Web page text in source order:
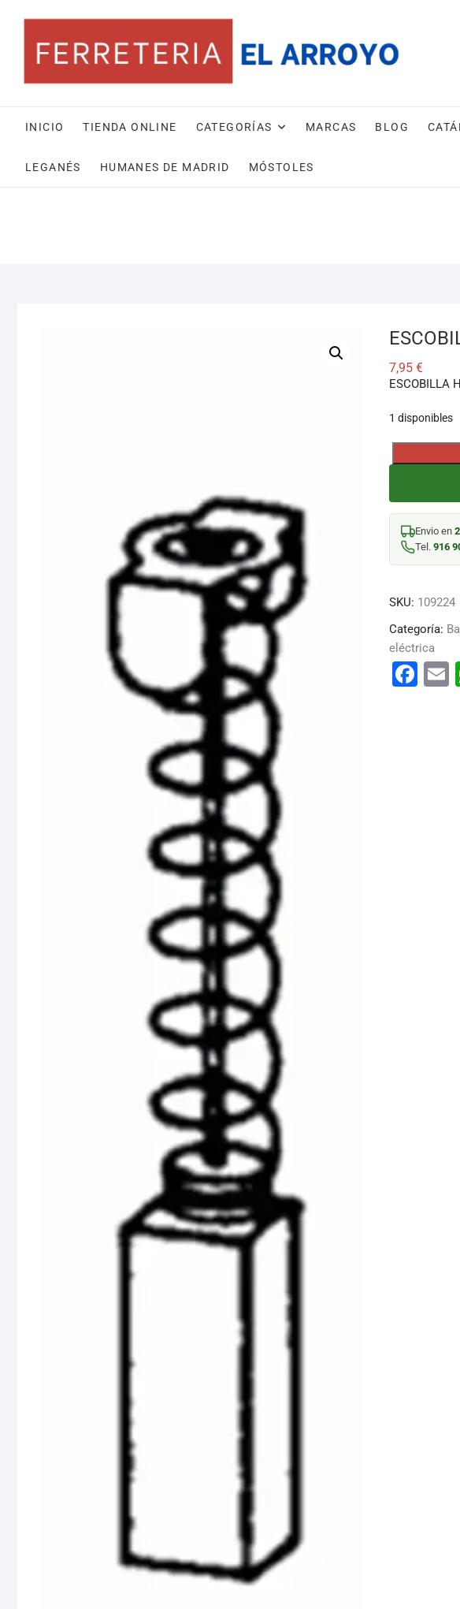
contenido
INICIO TIENDA ONLINE CATEGORÍAS MARCAS BLOG
LEGANÉS HUMANES DE MADRID MÓSTOLES
7,95 €
ESCOBILLA
1 disponibles
ESCOBILLA
1848J
2
PZ
cantidad
Envio en
Tel. 916
SKU: 109224
Categoría:
eléctrica
F